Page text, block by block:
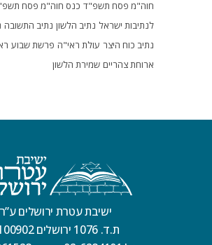
חוה"מ פסח תשפ"ד כנס חוה"מ פסח
לנתיבות ישראל נתיב הלשון נתיב התשובה
נתיב כוח היצר עולת ראי"ה פרשת שבוע
ארוחת צהריים שמירת הלשון
ישיבת עטרת ירושלים ע”ר
ת.ד. 1076 ירושלים 9100902